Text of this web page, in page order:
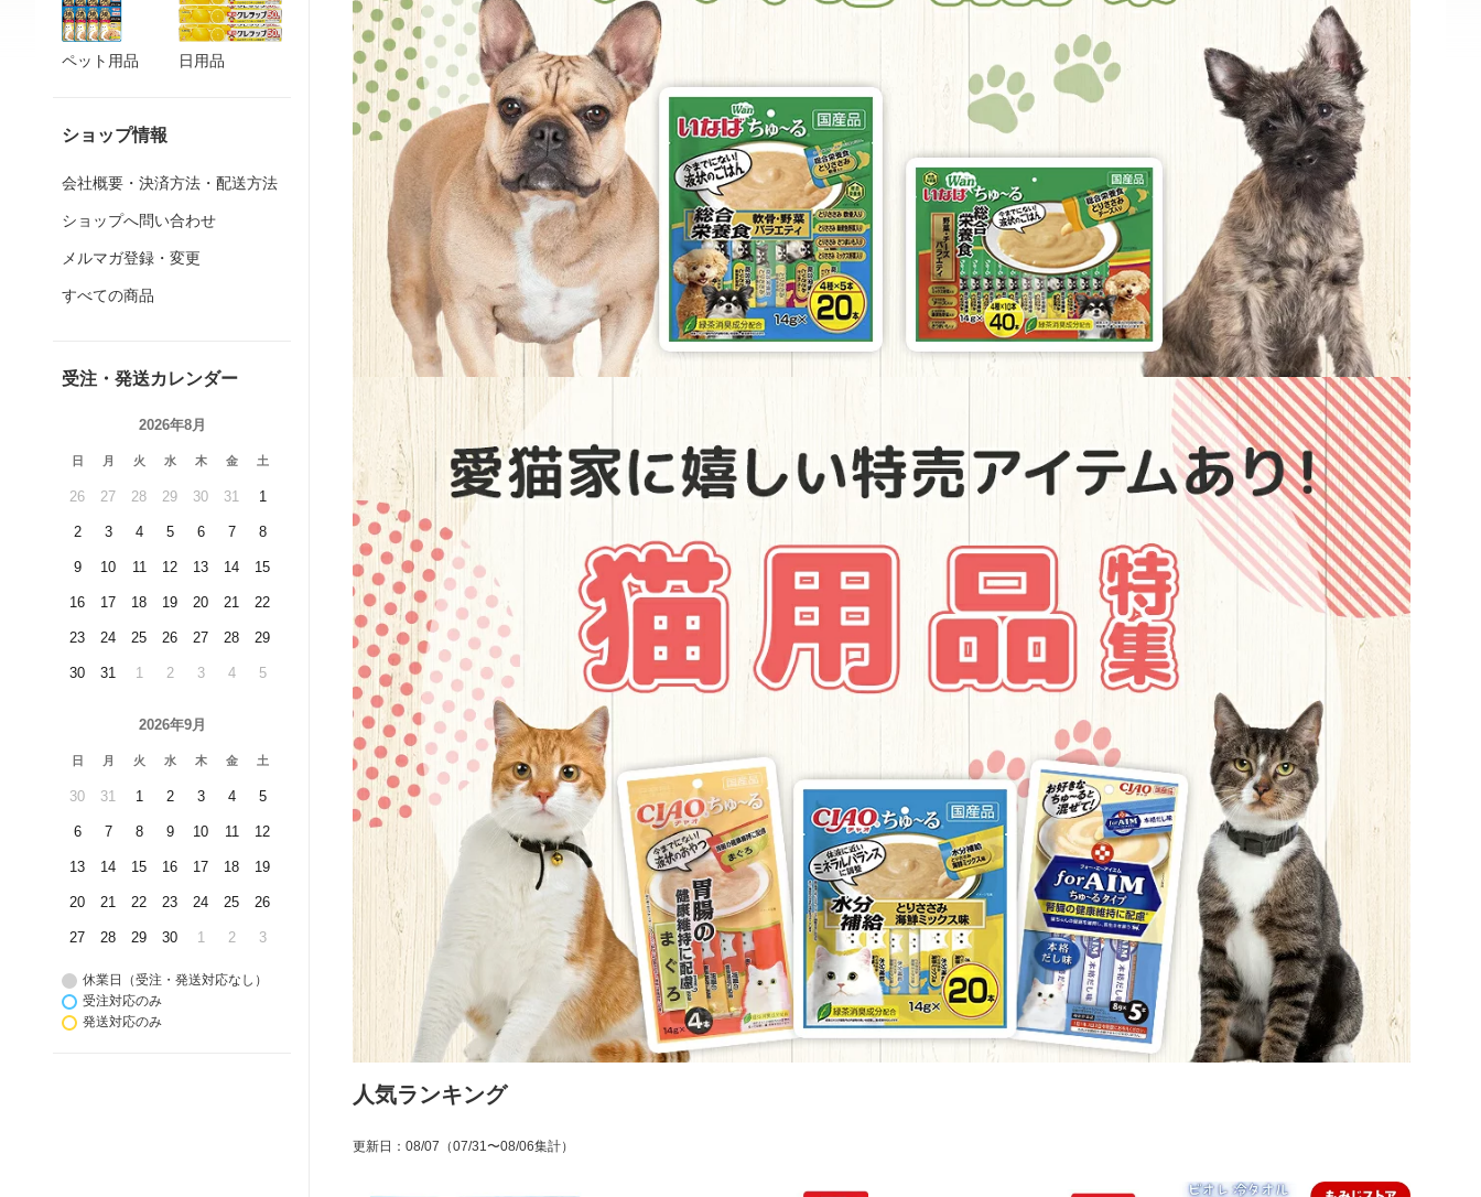
ペット用品 日用品
ショップ情報
会社概要・決済方法・配送方法
ショップへ問い合わせ
メルマガ登録・変更
すべての商品
受注・発送カレンダー
2026年8月
日 月 火 水 木 金 土
26 27 28 29 30 31 1
2 3 4 5 6 7 8
9 10 11 12 13 14 15
16 17 18 19 20 21 22
23 24 25 26 27 28 29
30 31 1 2 3 4 5
2026年9月
日 月 火 水 木 金 土
30 31 1 2 3 4 5
6 7 8 9 10 11 12
13 14 15 16 17 18 19
20 21 22 23 24 25 26
27 28 29 30 1 2 3
休業日（受注・発送対応なし）
受注対応のみ
発送対応のみ
人気ランキング
更新日 ： 08/07 （07/31〜08/06集計）